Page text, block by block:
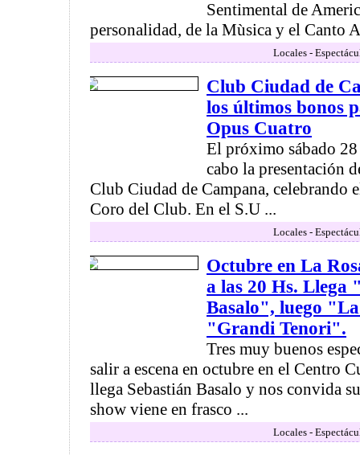
Sentimental de
personalidad, de la Mùsica y el Canto
Locales -
Club Ciudad de
los últimos bonos
Opus Cuatro
El próximo sábado 28
cabo la presentación
Club Ciudad de Campana, celebrando
Coro del Club. En el S.U ...
Locales -
Octubre en La
a las 20 Hs. Llega
Basalo", luego
"Grandi Tenori".
Tres muy buenos
salir a escena en octubre en el Centro
llega Sebastián Basalo y nos convida
show viene en frasco ...
Locales -